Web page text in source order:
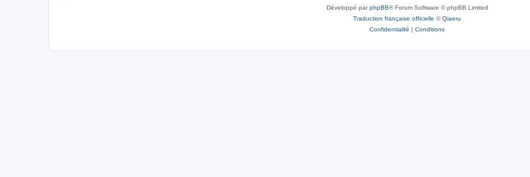
Développé parphpBB® Forum Software © phpBB Limited
Traduction française officielle ©Qiaeru
Confidentialité | Conditions